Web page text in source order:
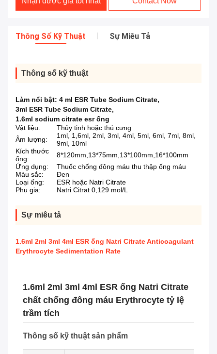
Thông Số Kỹ Thuật Sự Miêu Tả
Thông số kỹ thuật
Làm nổi bật: 4 ml ESR Tube Sodium Citrate,
3ml ESR Tube Sodium Citrate,
1.6ml sodium citrate esr ống
Vật liệu:
Thủy tinh hoặc thú cưng
Âm lượng:
1ml, 1,6ml, 2ml, 3ml, 4ml, 5ml, 6ml, 7ml, 8ml,
9ml, 10ml
Kích thước
ống:
8*120mm,13*75mm,13*100mm,16*100mm
Ứng dụng:
Thuốc chống đông máu thu thập ống máu
Màu sắc:
Đen
Loại ống:
ESR hoặc Natri Citrate
Phụ gia:
Natri Citrat 0,129 mol/L
Sự miêu tả
1.6ml 2ml 3ml 4ml ESR ống Natri Citrate Anticoagulant
Erythrocyte Sedimentation Rate
1.6ml 2ml 3ml 4ml ESR ống Natri Citrate
chất chống đông máu Erythrocyte tỷ lệ
trầm tích
Thông số kỹ thuật sản phẩm